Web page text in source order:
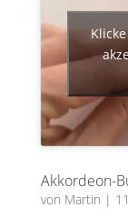
Akkordeon-
von Martin |